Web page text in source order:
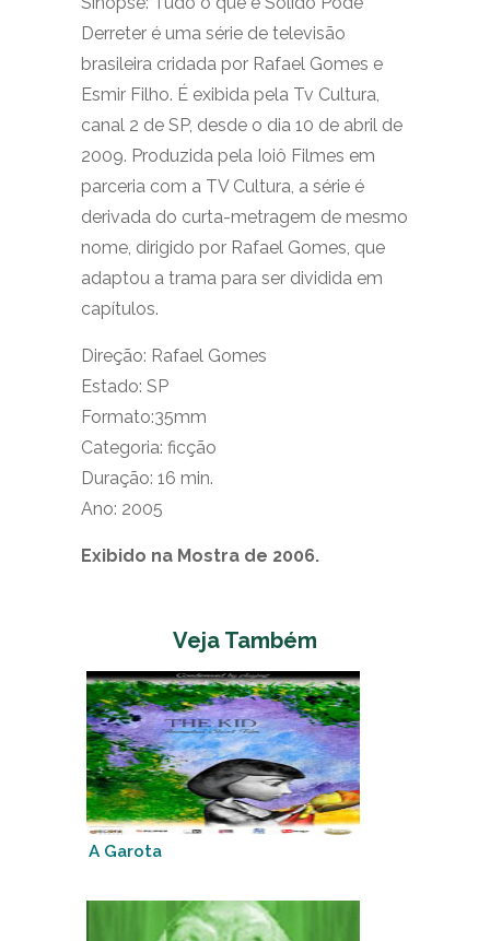
Derreter é uma série de televisão
brasileira cridada por Rafael Gomes e
Esmir Filho. É exibida pela Tv Cultura,
canal 2 de SP, desde o dia 10 de abril de
2009. Produzida pela Ioiô Filmes em
parceria com a TV Cultura, a série é
derivada do curta-metragem de mesmo
nome, dirigido por Rafael Gomes, que
adaptou a trama para ser dividida em
capítulos.
Direção: Rafael Gomes
Estado: SP
Formato:35mm
Categoria: ficção
Duração: 16 min.
Ano: 2005
Exibido na Mostra de 2006.
Veja Também
A Garota